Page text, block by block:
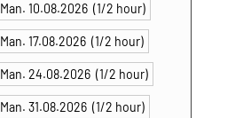
Man. 10.08.2026 (1/2 hour)
Man. 17.08.2026 (1/2 hour)
Man. 24.08.2026 (1/2 hour)
Man. 31.08.2026 (1/2 hour)